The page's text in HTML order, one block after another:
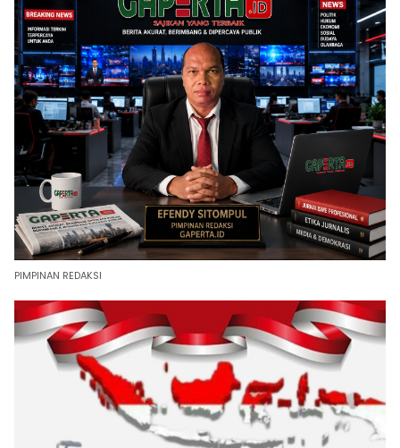
PIMPINAN REDAKSI